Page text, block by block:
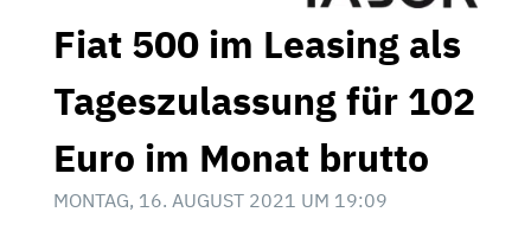
Fiat 500 im Leasing als
Tageszulassung für 102
Euro im Monat brutto
MONTAG, 16. AUGUST 2021 UM 19:09